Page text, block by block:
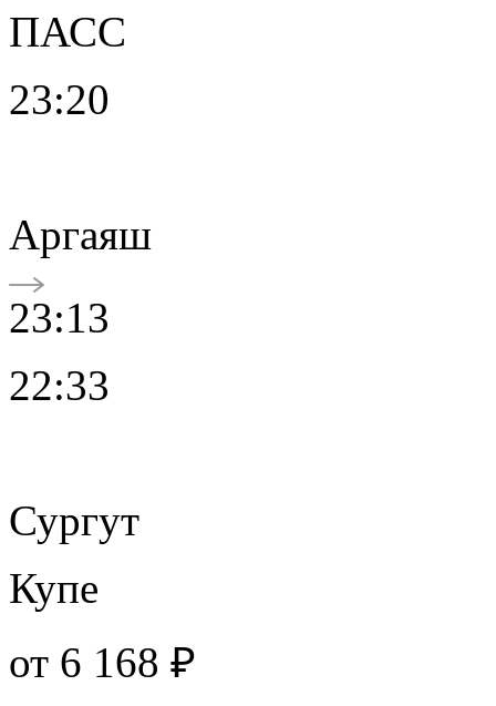
ПАСС
23:20
Аргаяш
23:13
22:33
Сургут
Купе
от 6 168 ₽